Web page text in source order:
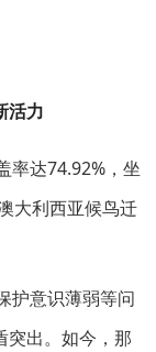
活力
率达74.92%，坐
大利西亚候鸟迁
护意识薄弱等问
突出。如今，那